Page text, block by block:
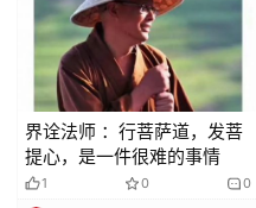
界诠法师 ：行菩萨道，发菩
提心，是一件很难的事情
1 0 0